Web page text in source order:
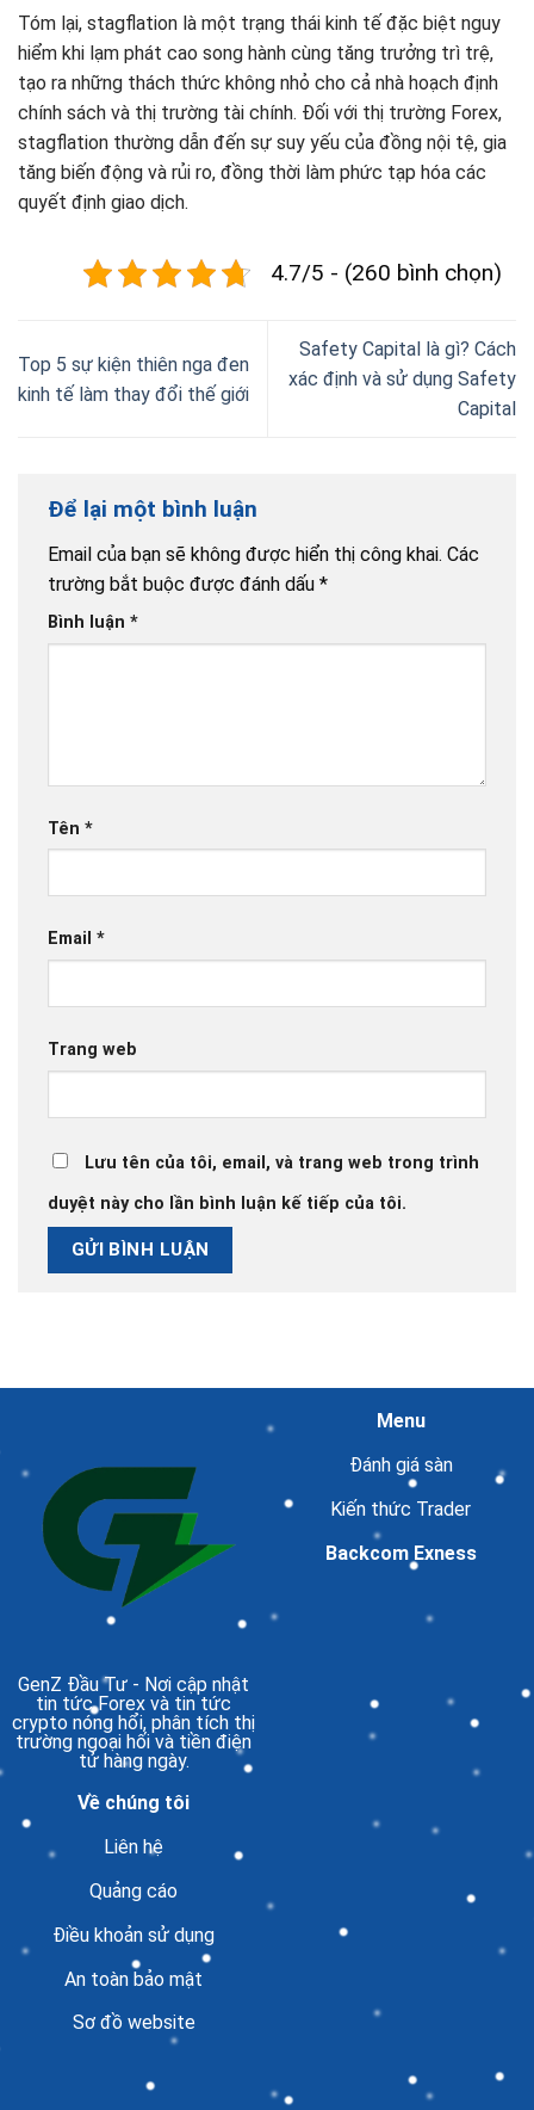
Tóm lại, stagflation là một trạng thái kinh tế đặc biệt nguy
hiểm khi lạm phát cao song hành cùng tăng trưởng trì trệ,
tạo ra những thách thức không nhỏ cho cả nhà hoạch định
chính sách và thị trường tài chính. Đối với thị trường Forex,
stagflation thường dẫn đến sự suy yếu của đồng nội tệ, gia
tăng biến động và rủi ro, đồng thời làm phức tạp hóa các
quyết định giao dịch.
4.7/5 - (260 bình chọn)
Top 5 sự kiện thiên nga đen
kinh tế làm thay đổi thế giới
Safety Capital là gì? Cách
xác định và sử dụng Safety
Capital
Để lại một bình luận
Email của bạn sẽ không được hiển thị công khai. Các
trường bắt buộc được đánh dấu *
Bình luận *
Tên *
Email *
Trang web
Lưu tên của tôi, email, và trang web trong trình
duyệt này cho lần bình luận kế tiếp của tôi.
GenZ Đầu Tư - Nơi cập nhật
tin tức Forex và tin tức
crypto nóng hổi, phân tích thị
trường ngoại hối và tiền điện
tử hàng ngày.
Menu
Đánh giá sàn
Kiến thức Trader
Backcom Exness
Về chúng tôi
Liên hệ
Quảng cáo
Điều khoản sử dụng
An toàn bảo mật
Sơ đồ website